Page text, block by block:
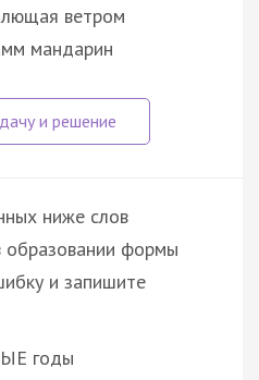
ветром
мандарин
ниже слов
формы
и запишите
годы